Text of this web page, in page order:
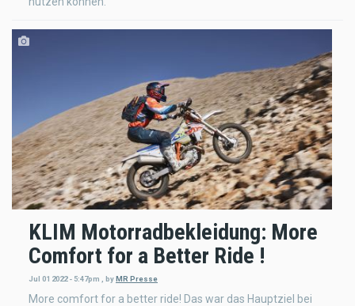
KLIM Motorradbekleidung: More
Comfort for a Better Ride !
Jul 01 2022 - 5:47pm byMR Presse
More comfort for a better ride! Das war das Hauptziel bei